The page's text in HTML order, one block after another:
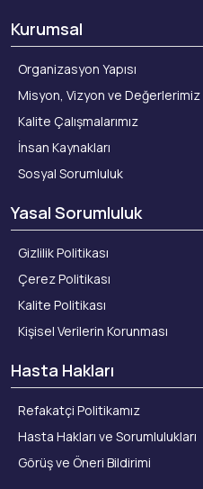
Kurumsal
Organizasyon Yapısı
Misyon, Vizyon ve Değerlerimiz
Kalite Çalışmalarımız
İnsan Kaynakları
Sosyal Sorumluluk
Yasal Sorumluluk
Gizlilik Politikası
Çerez Politikası
Kalite Politikası
Kişisel Verilerin Korunması
Hasta Hakları
Refakatçi Politikamız
Hasta Hakları ve Sorumlulukları
Görüş ve Öneri Bildirimi